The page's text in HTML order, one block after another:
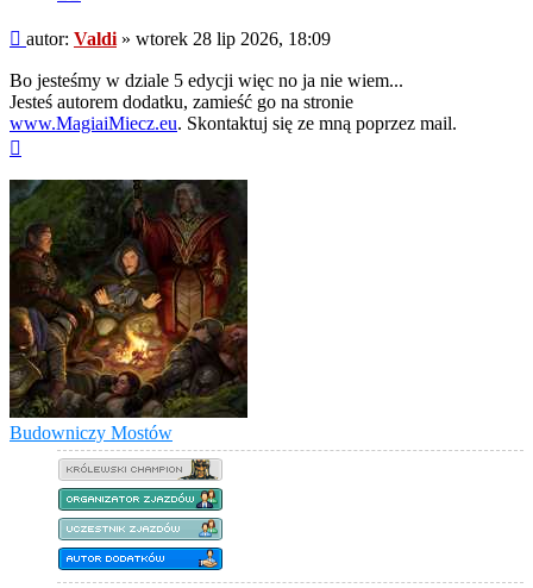
Post
autor: Valdi » wtorek 28 lip 2026, 18:09
Bo jesteśmy w dziale 5 edycji więc no ja nie wiem...
Jesteś autorem dodatku, zamieść go na stronie
www.MagiaiMiecz.eu. Skontaktuj się ze mną poprzez mail.
Budowniczy Mostów